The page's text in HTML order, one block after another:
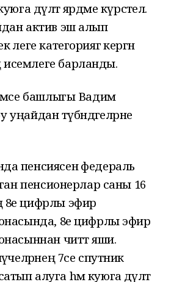
дәүләт ярдәме күрсәтелә.
актив эш алып
категориягә кергән
барланды.
башлыгы Вадим
уңайдан түбәндәгеләрне
пенсиясенә федераль
пенсионерлар саны 16
цифрлы эфир
8е цифрлы эфир
читтә яши.
7се спутник
алуга hәм куюга дәүләт